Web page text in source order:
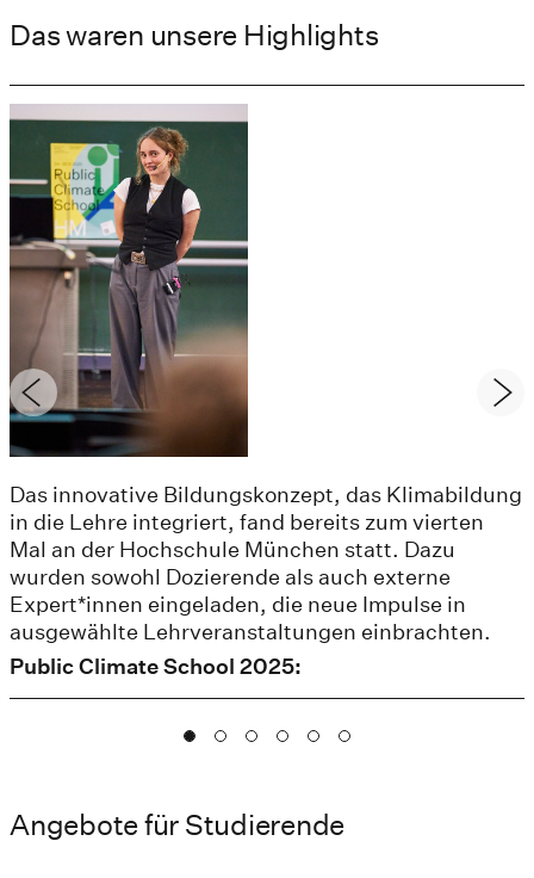
Das waren unsere Highlights
Das innovative Bildungskonzept, das Klimabildung
in die Lehre integriert, fand bereits zum vierten
Mal an der Hochschule München statt. Dazu
wurden sowohl Dozierende als auch externe
Expert*innen eingeladen, die neue Impulse in
ausgewählte Lehrveranstaltungen einbrachten.
Public Climate School 2025:
Angebote für Studierende